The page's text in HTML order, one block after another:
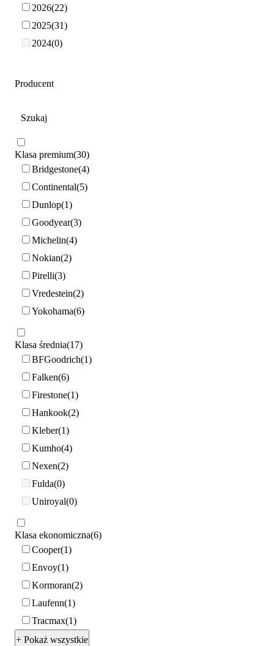
2026 22
2025 31
2024 0
Producent
Klasa premium 30
Bridgestone 4
Continental 5
Dunlop 1
Goodyear 3
Michelin 4
Nokian 2
Pirelli 3
Vredestein 2
Yokohama 6
Klasa średnia 17
BFGoodrich 1
Falken 6
Firestone 1
Hankook 2
Kleber 1
Kumho 4
Nexen 2
Fulda 0
Uniroyal 0
Klasa ekonomiczna 6
Cooper 1
Envoy 1
Kormoran 2
Laufenn 1
Tracmax 1
+ Pokaż wszystkie